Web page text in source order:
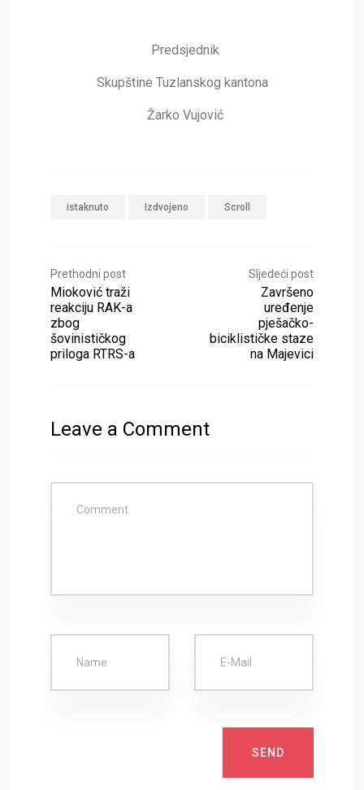
Predsjednik
Skupštine Tuzlanskog kantona
Žarko Vujović
istaknuto Izdvojeno Scroll
Prethodni post
Mioković traži
reakciju RAK-a
zbog
šovinističkog
priloga RTRS-a
Sljedeći post
Završeno
uređenje
pješačko-
biciklističke staze
na Majevici
Leave a Comment
SEND